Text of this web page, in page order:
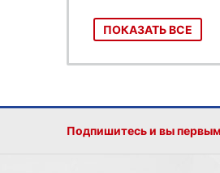
ПОКАЗАТЬ ВСЕ
Подпишитесь и вы